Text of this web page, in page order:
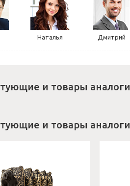
Наталья Дмитрий
и товары аналоги
и товары аналоги